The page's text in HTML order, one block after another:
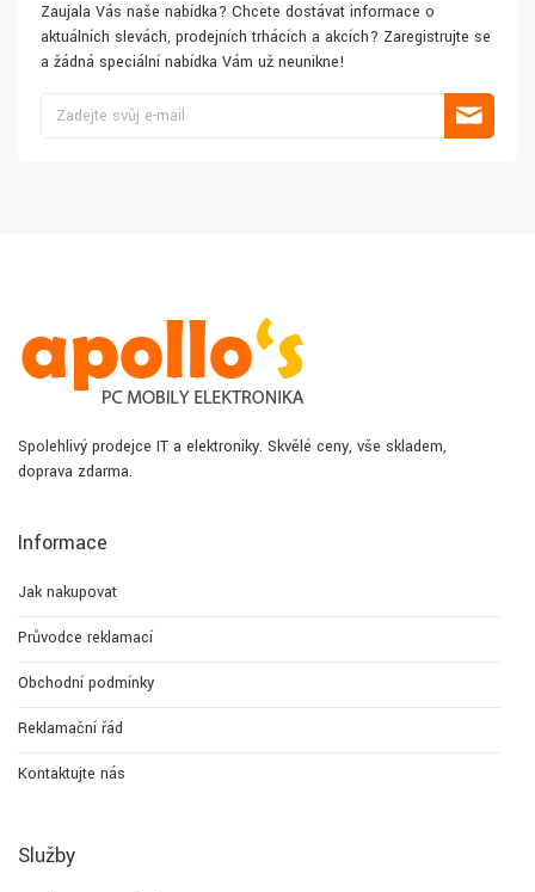
Zaujala Vás naše nabídka? Chcete dostávat informace o
aktuálních slevách, prodejních trhácích a akcích? Zaregistrujte se
a žádná speciální nabídka Vám už neunikne!
Spolehlivý prodejce IT a elektroniky. Skvělé ceny, vše skladem,
doprava zdarma.
Informace
Jak nakupovat
Průvodce reklamací
Obchodní podmínky
Reklamační řád
Kontaktujte nás
Služby